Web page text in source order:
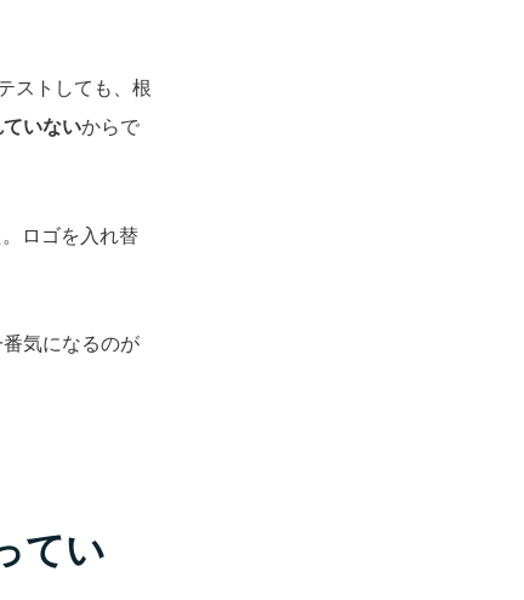
ストしても、根
ていないからで
ロゴを入れ替
気になるのが
てい